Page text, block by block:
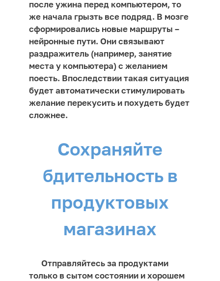
после ужина перед компьютером, то
же начала грызть все подряд. В мозге
сформировались новые маршруты –
нейронные пути. Они связывают
раздражитель (например, занятие
места у компьютера) с желанием
поесть. Впоследствии такая ситуация
будет автоматически стимулировать
желание перекусить и похудеть будет
сложнее.
Сохраняйте
бдительность в
продуктовых
магазинах
Отправляйтесь за продуктами
только в сытом состоянии и хорошем